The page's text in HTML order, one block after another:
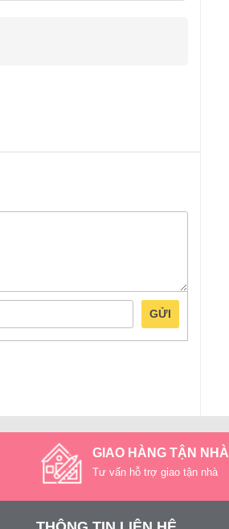
GỬI
GIAO HÀNG TẬN NHÀ
Tư vấn hỗ trợ giao tận nhà